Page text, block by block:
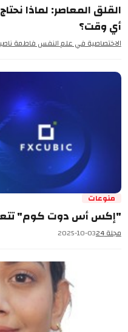
أي وقت؟
الاختصاصية في علم النفس فاطمة
منوعات
"إكس أس دوت كوم" تتعاون مع "أف أكس
مجلة 24 2025-10-03